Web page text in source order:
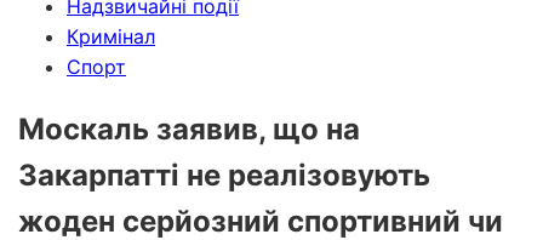
Надзвичайні події
Кримінал
Спорт
Москаль заявив, що на
Закарпатті не реалізовують
жоден серйозний спортивний чи